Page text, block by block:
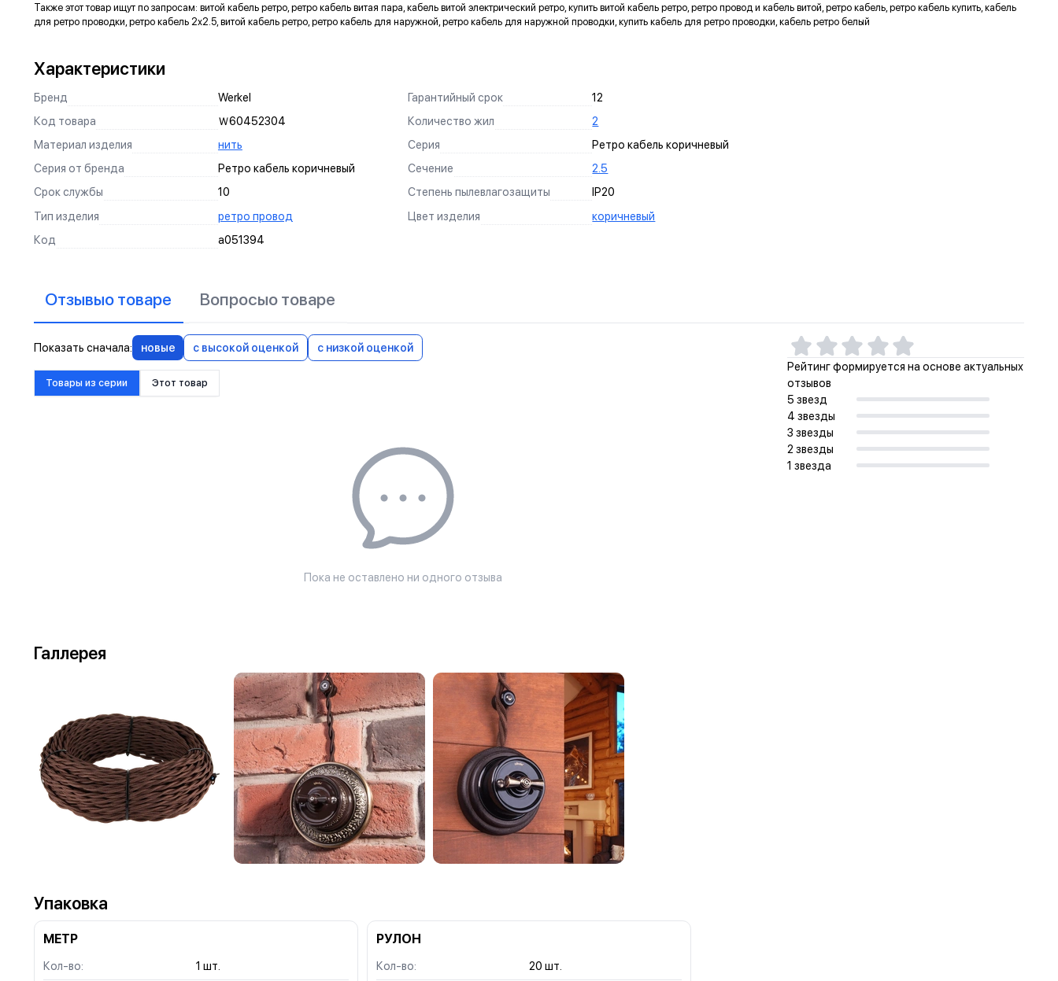
Также этот товар ищут по запросам: витой кабель ретро, ретро кабель витая пара, кабель витой электрический ретро, купить витой кабель ретро, ретро провод и кабель витой, ретро кабель, ретро кабель купить, кабель
для ретро проводки, ретро кабель 2х2.5, витой кабель ретро, ретро кабель для наружной, ретро кабель для наружной проводки, купить кабель для ретро проводки, кабель ретро белый
Характеристики
Бренд Werkel Гарантийный срок
12
Код товара
Ｗ60452З04 Количество жил
2
Материал изделия
нить Серия
Ретро кабель коричневый
Серия от бренда
Ретро кабель коричневый Сечение
2.5
Срок службы
10 Степень пылевлагозащиты
IP20
Тип изделия
ретро провод Цвет изделия
коричневый
Код
a051394
Отзывыо товаре Вопросыо товаре
Показать сначала: новые с высокой оценкой с низкой оценкой
Товары из серии Этот товар
Пока не оставлено ни одного отзыва
Рейтинг формируется на основе актуальных
отзывов
5 звезд
4 звезды
3 звезды
2 звезды
1 звезда
Галлерея
Упаковка
МЕТР
Кол-во: 1 шт.
РУЛОН
Кол-во: 20 шт.